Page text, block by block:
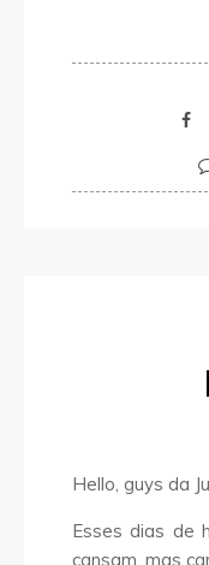
Hello, guys da
Esses dias de
cansam, mas